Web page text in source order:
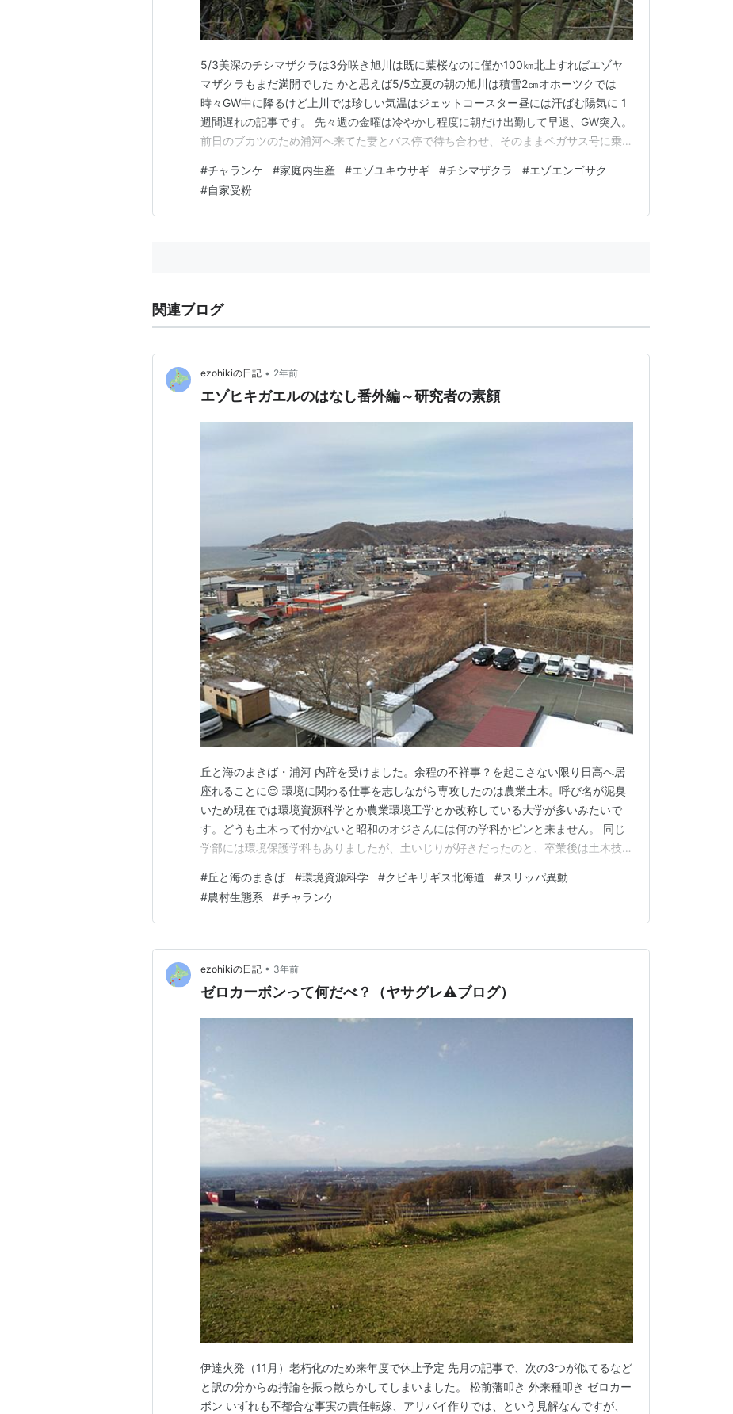
5/3美深のチシマザクラは3分咲き旭川は既に葉桜なのに僅か100㎞北上すればエゾヤ
マザクラもまだ満開でした かと思えば5/5立夏の朝の旭川は積雪2㎝オホーツクでは
時々GW中に降るけど上川では珍しい気温はジェットコースター昼には汗ばむ陽気に 1
週間遅れの記事です。 先々週の金曜は冷やかし程度に朝だけ出勤して早退、GW突入。
前日のブカツのため浦河へ来てた妻とバス停で待ち合わせ、そのままペガサス号に乗車
川へ。後続の旭川号で追いかけます。 程なく次女の乗った帯広発ノースライナー号も
旭川とうちゃこ。4人揃ったところで一気に車で…
#チャランケ #家庭内生産 #エゾユキウサギ #チシマザクラ #エゾエンゴサク
#自家受粉
関連ブログ
ezohikiの日記 • 2年前
エゾヒキガエルのはなし番外編～研究者の素顔
丘と海のまきば・浦河 内辞を受けました。余程の不祥事？を起こさない限り日高へ居
座れることに😌 環境に関わる仕事を志しながら専攻したのは農業土木。呼び名が泥臭
いため現在では環境資源科学とか農業環境工学とか改称している大学が多いみたいで
す。どうも土木って付かないと昭和のオジさんには何の学科かピンと来ません。 同じ
学部には環境保護学科もありましたが、土いじりが好きだったのと、卒業後は土木技術
次の点数が足りなかったのが実のところ‥） 1つ後悔があるとすれば‥学芸員の単位を取
得してたら多少なりとも学会に対する意見に箔が付いたか…
#丘と海のまきば #環境資源科学 #クビキリギス北海道 #スリッパ異動
#農村生態系 #チャランケ
ezohikiの日記 • 3年前
ゼロカーボンって何だべ？（ヤサグレ⚠️ブログ）
伊達火発（11月）老朽化のため来年度で休止予定 先月の記事で、次の3つが似てるなど
と訳の分からぬ持論を振っ散らかしてしまいました。 松前藩叩き 外来種叩き ゼロカー
ボン いずれも不都合な事実の責任転嫁、アリバイ作りでは、という見解なんですが、